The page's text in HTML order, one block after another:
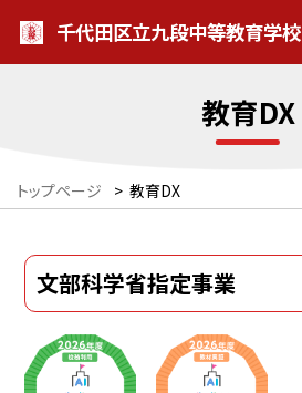
千代田区立九段中等教育学校
教育DX
トップページ > 教育DX
文部科学省指定事業